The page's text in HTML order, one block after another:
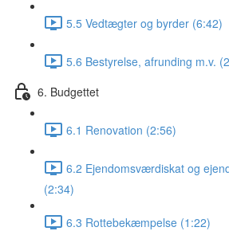
5.5 Vedtægter og byrder (6:42)
5.6 Bestyrelse, afrunding m.v.
6. Budgettet
6.1 Renovation (2:56)
6.2 Ejendomsværdiskat og
(2:34)
6.3 Rottebekæmpelse (1:22)